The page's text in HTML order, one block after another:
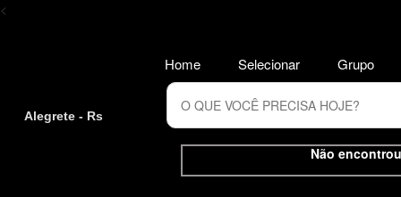
<
Alegrete - Rs
Não
Home Selecionar Grupo